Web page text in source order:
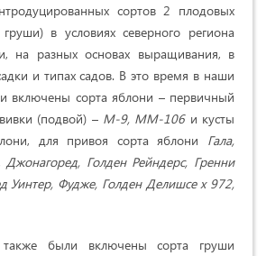
сортов 2 плодовых
в условиях северного региона
на разных основах выращивания, в
и типах садов. В это время в наши
включены сорта яблони – первичный
(подвой) – М-9, ММ-106и кусты
для привоя сорта яблони Гала,
Джонагоред, Голден Рейндерс, Гренни
Уинтер, Фудже, Голден Делишсе х 972,
были включены сорта груши